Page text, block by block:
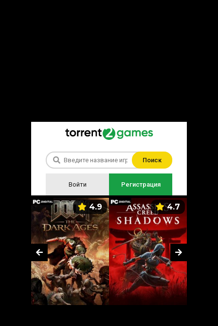
Поиск
Войти Регистрация
4.9 4.7